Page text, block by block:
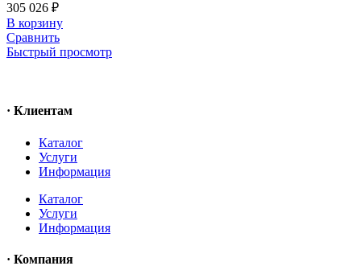
305 026 ₽
В корзину
Сравнить
Быстрый просмотр
· Клиентам
Каталог
Услуги
Информация
Каталог
Услуги
Информация
· Компания